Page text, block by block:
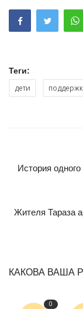
Теги:
дети
История
Жителя Тараза
КАКОВА ВАША
0